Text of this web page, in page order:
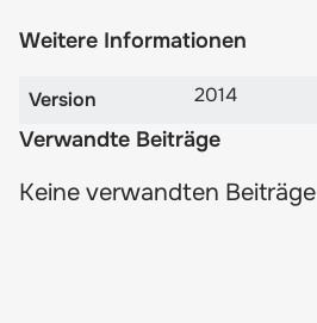
Weitere Informationen
Version 2014
Verwandte Beiträge
Keine verwandten Beiträge